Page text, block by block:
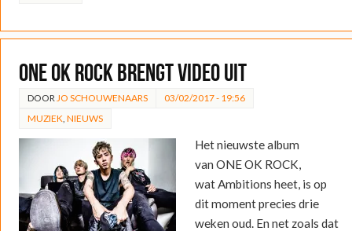
ONE OK ROCK brengt video uit
DOOR JO SCHOUWENAARS
03/02/2017 - 19:56
MUZIEK NIEUWS
Het nieuwste album
van ONE OK ROCK,
wat Ambitions heet, is op
dit moment precies drie
weken oud. En net zoals dat